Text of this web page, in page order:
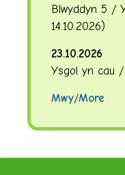
Blwyddyn 5 /
14.10.2026)
23.10.2026
Ysgol yn cau
Mwy/More